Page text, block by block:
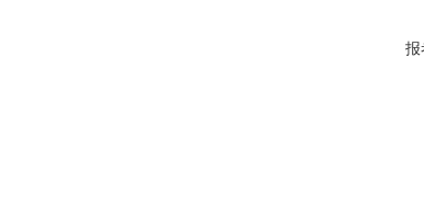
报